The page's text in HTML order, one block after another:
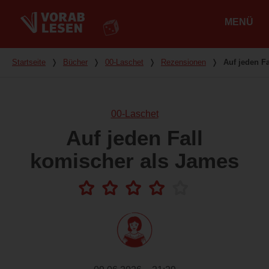
MENÜ
Du bist hier
Startseite ❭ Bücher ❭ 00-Laschet ❭ Rezensionen ❭ Auf jeden
00-Laschet
Auf jeden Fall
komischer als James